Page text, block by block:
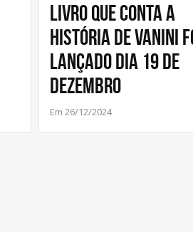
Livro que conta a
história de Vanini
lançado dia 19 de
dezembro
Em 26/12/2024